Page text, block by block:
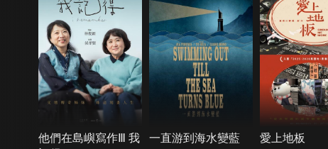
他們在島嶼寫作Ⅲ 我
一直游到海水變藍 愛上地板